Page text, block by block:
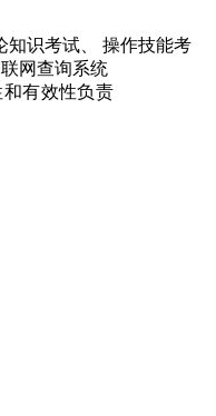
知识考试、 操作技能考
网查询系统
有效性负责